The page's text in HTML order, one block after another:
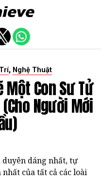
, Nghệ Thuật
Một Con Sư Tử
Người Mới
duyên dáng nhất, tự
của tất cả các loài